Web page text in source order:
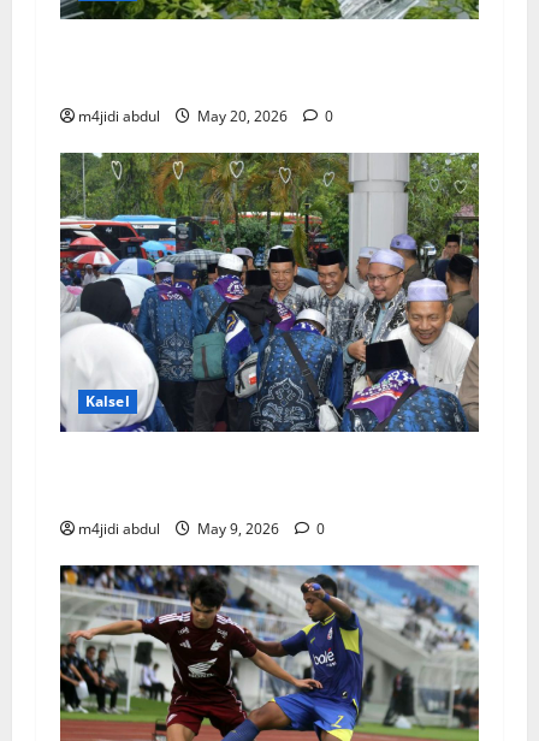
m4jidi abdul May 20, 2026 0
Kalsel
m4jidi abdul May 9, 2026 0